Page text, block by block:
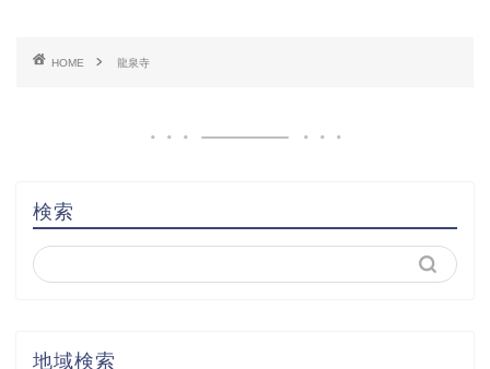
HOME 龍泉寺
検索
地域検索